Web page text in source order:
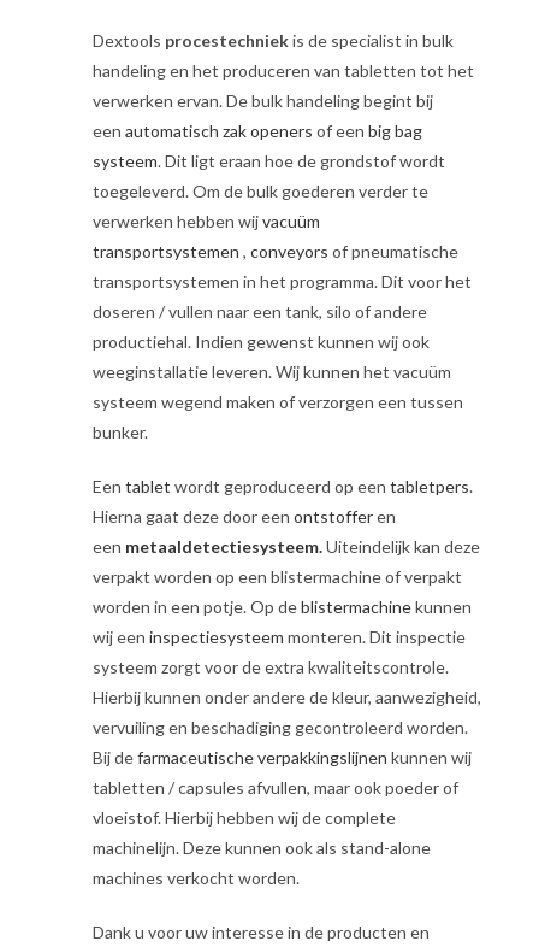
Dextools procestechniekis de specialist in bulk
handeling en het produceren van tabletten tot het
verwerken ervan. De bulk handeling begint bij
eenautomatisch zak openers of eenbig bag
systeem. Dit ligt eraan hoe de grondstof wordt
toegeleverd. Om de bulk goederen verder te
verwerken hebben wijvacuüm
transportsystemen ,conveyorsof pneumatische
transportsystemen in het programma. Dit voor het
doseren / vullen naar een tank, silo of andere
productiehal. Indien gewenst kunnen wij ook
weeginstallatie leveren. Wij kunnen het vacuüm
systeem wegend maken of verzorgen een tussen
bunker.
Eentablet wordt geproduceerd op eentabletpers.
Hierna gaat deze door eenontstofferen
een metaaldetectiesysteem. Uiteindelijk kan deze
verpakt worden op een blistermachine of verpakt
worden in een potje. Op deblistermachinekunnen
wij eeninspectiesysteemmonteren. Dit inspectie
systeem zorgt voor de extra kwaliteitscontrole.
Hierbij kunnen onder andere de kleur, aanwezigheid,
vervuiling en beschadiging gecontroleerd worden.
Bij defarmaceutische verpakkingslijnen kunnen wij
tabletten / capsules afvullen, maar ook poeder of
vloeistof. Hierbij hebben wij de complete
machinelijn. Deze kunnen ook als stand-alone
machines verkocht worden.
Dank u voor uw interesse in de producten en